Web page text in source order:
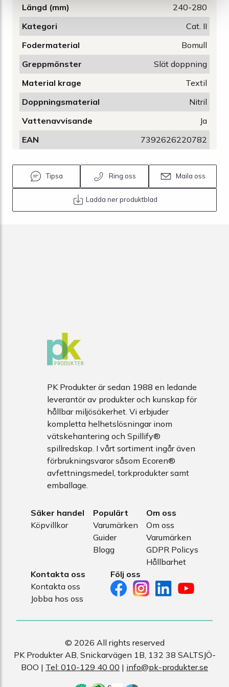
Längd (mm)
240-280
Kategori
Cat. II
Fodermaterial
Bomull
Greppmönster
Slät doppning
Material krage
Textil
Doppningsmaterial
Nitril
Vattenavvisande
Ja
EAN
7392626220782
Tipsa Ring oss Maila oss
Ladda ner produktblad
PK Produkter är sedan 1988 en ledande
leverantör av produkter och kunskap för
hållbar miljösäkerhet. Vi erbjuder
kompletta helhetslösningar inom
vätskehantering och Spillify®
spillredskap. I vårt sortiment ingår även
förbrukningsvaror såsom Ecoren®
avfettningsmedel, torkprodukter samt
emballage.
Säker handel
Köpvillkor
Populärt
Varumärken
Guider
Blogg
Om oss
Om oss
Varumärken
GDPR Policys
Hållbarhet
Kontakta oss
Kontakta oss
Jobba hos oss
Följ oss
© 2026 All rights reserved
PK Produkter AB, Snickarvägen 1B, 132 38 SALTSJÖ-
BOO | Tel: 010-129 40 00 | info@pk-produkter.se